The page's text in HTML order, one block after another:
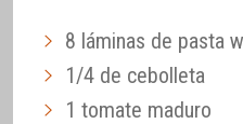
8 láminas de pasta
1/4 de cebolleta
1 tomate maduro